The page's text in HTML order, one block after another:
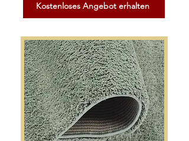
Kostenloses Angebot erhalten